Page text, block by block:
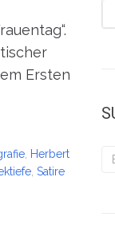
Ersten
Herbert
Satire